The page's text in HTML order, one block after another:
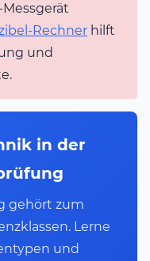
Rechner hilft
und
in der
gehört zum
Lerne
und